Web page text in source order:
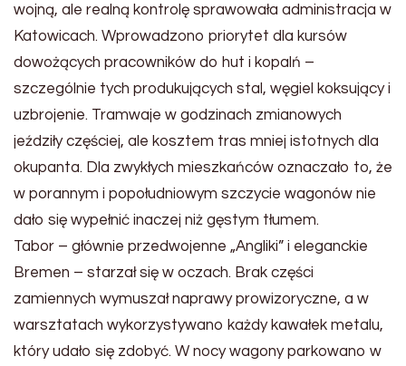
wojną, ale realną kontrolę sprawowała administracja w
Katowicach. Wprowadzono priorytet dla kursów
dowożących pracowników do hut i kopalń –
szczególnie tych produkujących stal, węgiel koksujący i
uzbrojenie. Tramwaje w godzinach zmianowych
jeździły częściej, ale kosztem tras mniej istotnych dla
okupanta. Dla zwykłych mieszkańców oznaczało to, że
w porannym i popołudniowym szczycie wagonów nie
dało się wypełnić inaczej niż gęstym tłumem.
Tabor – głównie przedwojenne „Angliki” i eleganckie
Bremen – starzał się w oczach. Brak części
zamiennych wymuszał naprawy prowizoryczne, a w
warsztatach wykorzystywano każdy kawałek metalu,
który udało się zdobyć. W nocy wagony parkowano w